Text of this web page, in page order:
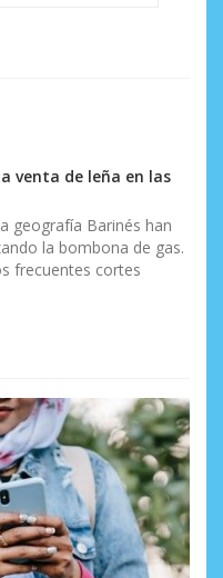
venta de leña en las
geografía Barinés han
la bombona de gas.
frecuentes cortes